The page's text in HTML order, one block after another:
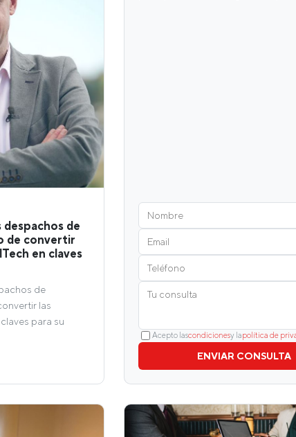
despachos de
de convertir
en claves
de
las
para su
Acepto lascondicionesy lapolítica de
ENVIAR CONSULTA